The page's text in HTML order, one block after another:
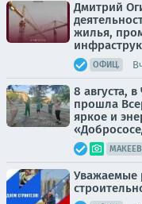
Дмитрий
жилья,
ОФИЦ.
8 августа,
прошла
яркое и
Уважаемые